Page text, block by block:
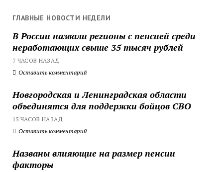
ГЛАВНЫЕ НОВОСТИ НЕДЕЛИ
В России назвали регионы с пенсией среди
неработающих свыше 35 тысяч рублей
7 ЧАСОВ НАЗАД
Оставить комментарий
Новгородская и Ленинградская области
объединятся для поддержки бойцов СВО
15 ЧАСОВ НАЗАД
Оставить комментарий
Названы влияющие на размер пенсии
факторы